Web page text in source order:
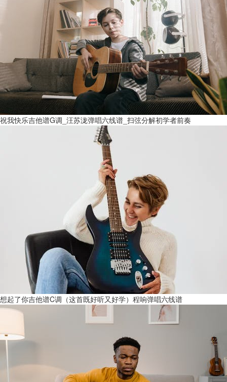
祝我快乐吉他谱G调_汪苏泷弹唱六线谱_扫弦分解初学者前奏
想起了你吉他谱C调（这首既好听又好学）程响弹唱六线谱